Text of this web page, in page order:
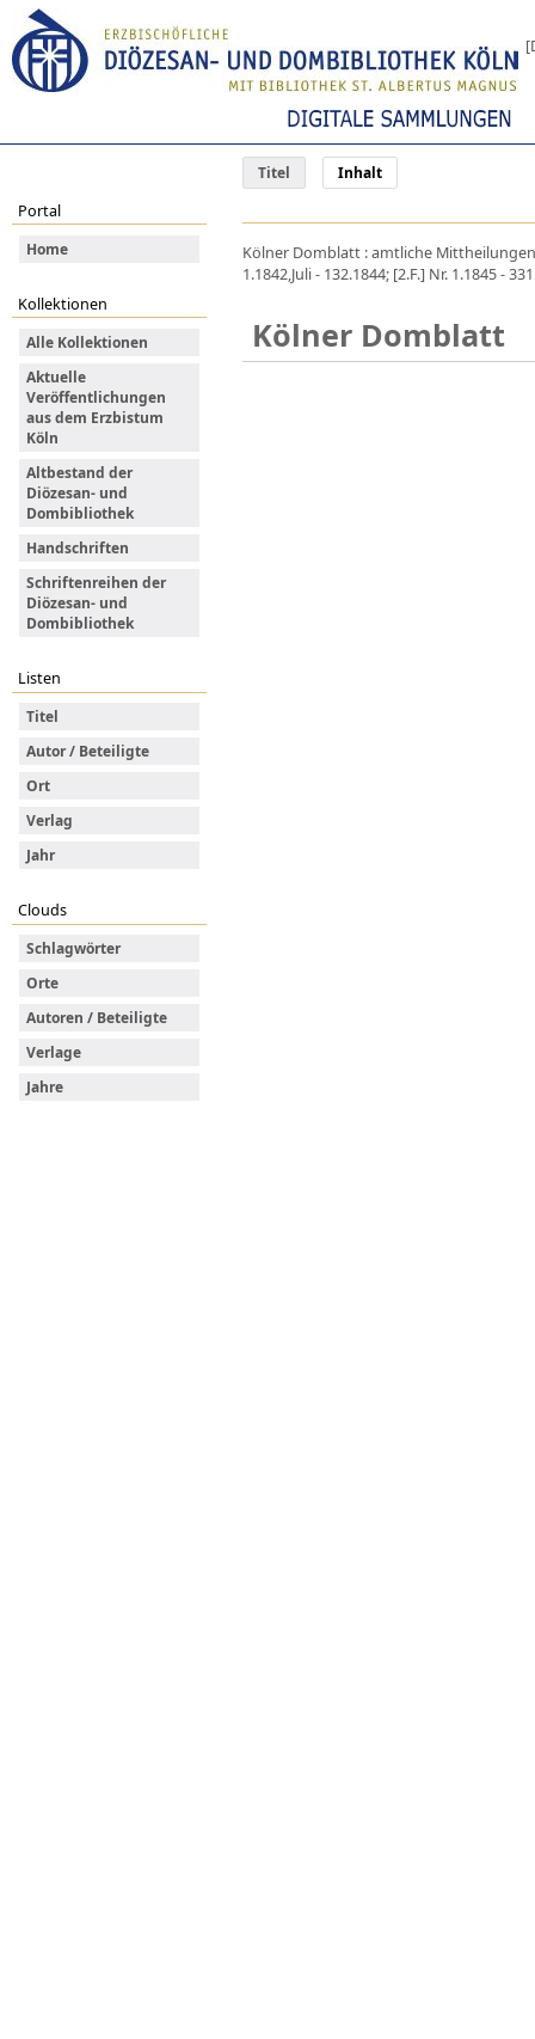
Titel Inhalt
Portal
Home
Kollektionen
Alle Kollektionen
Aktuelle
Veröffentlichungen
aus dem Erzbistum
Köln
Altbestand der
Diözesan- und
Dombibliothek
Handschriften
Schriftenreihen der
Diözesan- und
Dombibliothek
Listen
Titel
Autor / Beteiligte
Ort
Verlag
Jahr
Clouds
Schlagwörter
Orte
Autoren / Beteiligte
Verlage
Jahre
Kölner Domblatt : amtliche
1.1842,Juli - 132.1844; [2.F.] Nr. 1.1845 -
Kölner Domblatt